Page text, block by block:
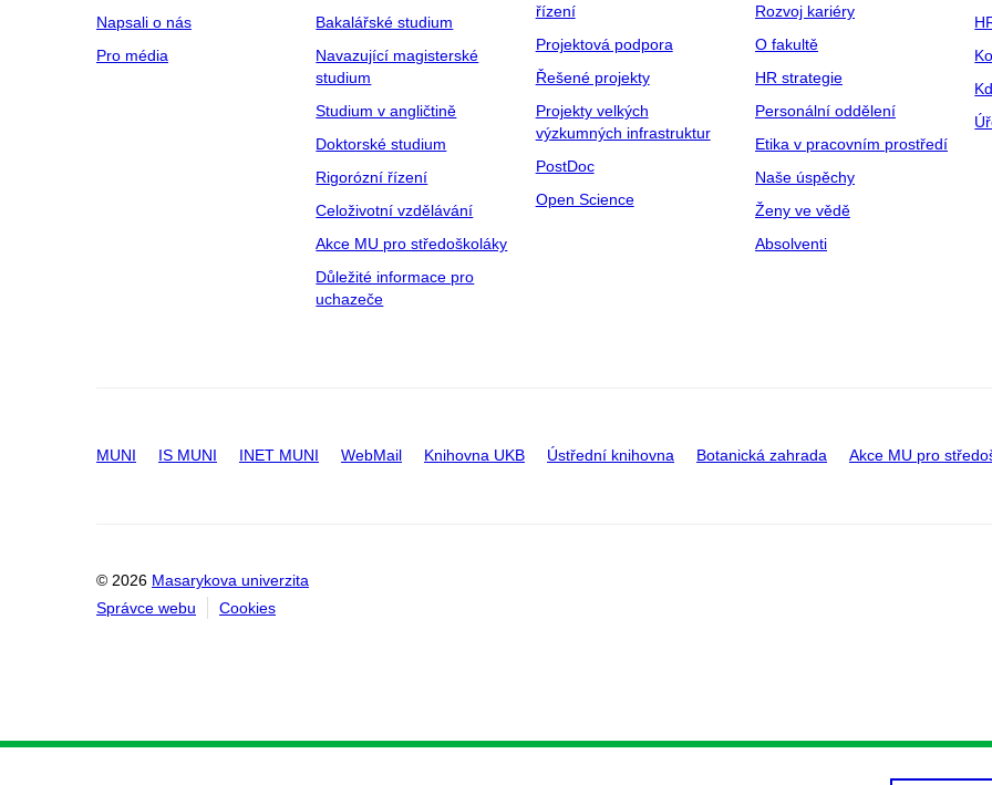
Napsali o nás
Pro média
Bakalářské studium
Navazující magisterské
studium
Studium v angličtině
Doktorské studium
Rigorózní řízení
Celoživotní vzdělávání
Akce MU pro středoškoláky
Důležité informace pro
uchazeče
řízení
Projektová podpora
Řešené projekty
Projekty velkých
výzkumných infrastruktur
PostDoc
Open Science
Rozvoj kariéry
O fakultě
HR strategie
Personální oddělení
Etika v pracovním prostředí
Naše úspěchy
Ženy ve vědě
Absolventi
MUNI IS MUNI INET MUNI WebMail Knihovna UKB Ústřední knihovna Botanická zahrada Akce MU pro
© 2026 Masarykova univerzita
Správce webu
Cookies